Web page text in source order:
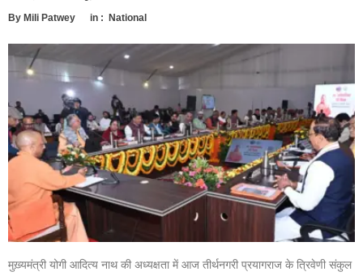
By Mili Patwey in : National
मुख़्यमंत्री योगी आदित्य नाथ की अध्यक्षता में आज तीर्थनगरी प्रयागराज के त्रिवेणी संकुल